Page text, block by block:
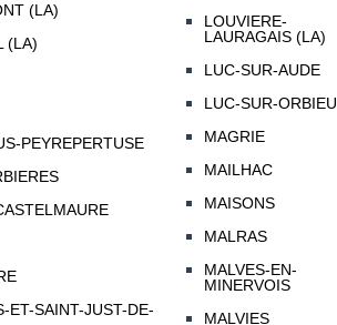
(LA)
(LA)
PEYREPERTUSE
ET-SAINT-JUST-DE-
LOUVIERE-
LAURAGAIS (LA)
LUC-SUR-AUDE
LUC-SUR-ORBIEU
MAGRIE
MAILHAC
MAISONS
MALRAS
MALVES-EN-
MINERVOIS
MALVIES